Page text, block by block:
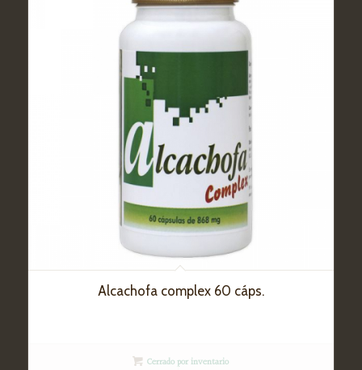
Alcachofa complex 60 cáps.
Cerrado por inventario